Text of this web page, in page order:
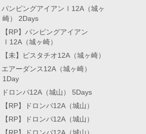
パンピングアイアンⅠ12A（城ヶ
崎） 2Days
【RP】パンピングアイアン
Ⅰ12A（城ヶ崎）
【未】ピスタチオ12A（城ヶ崎）
エアーダンス12A（城ヶ崎）
1Day
ドロンパ12A（城山） 5Days
【RP】ドロンパ12A（城山）
【RP】ドロンパ12A（城山）